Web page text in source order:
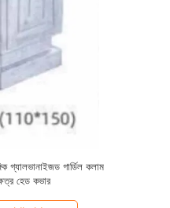
50x50 65x65 সজ্জা স্কয়ার বেস অ্যালুমিনিয়াম